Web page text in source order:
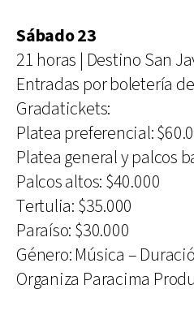
Sábado 23
21 horas | Destino San
Entradas por boletería
Gradatickets:
Platea preferencial:
Platea general y palcos
Palcos altos: $40.000
Tertulia: $35.000
Paraíso: $30.000
Género: Música –
Organiza Paracima